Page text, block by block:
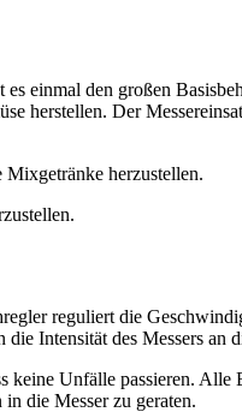
einmal den großen
herstellen. Der
Mixgetränke herzustellen.
reguliert die
Intensität des Messers an
Unfälle passieren. Alle
die Messer zu geraten.